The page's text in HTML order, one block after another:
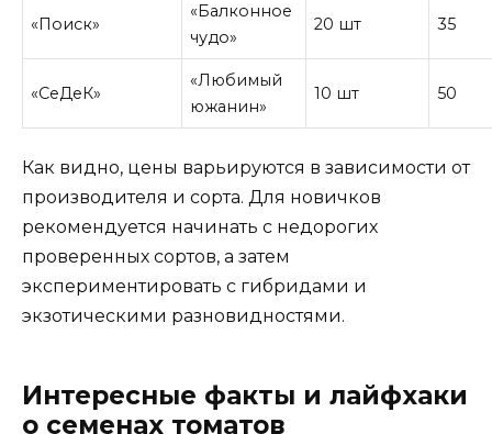
«Поиск»
«Балконное
чудо»
20 шт 35
«СеДеК»
«Любимый
южанин»
10 шт 50
Как видно, цены варьируются в зависимости от
производителя и сорта. Для новичков
рекомендуется начинать с недорогих
проверенных сортов, а затем
экспериментировать с гибридами и
экзотическими разновидностями.
Интересные факты и лайфхаки
о семенах томатов